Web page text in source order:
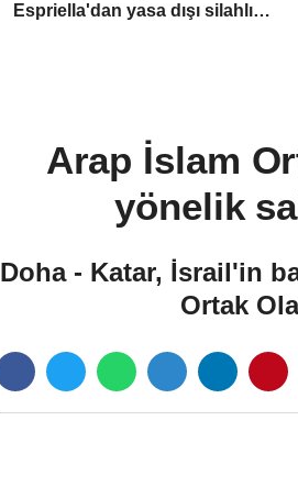
Espriella'dan yasa dışı silahlı
Arap İslam
yönelik
Doha - Katar, İsrail'in
Ortak